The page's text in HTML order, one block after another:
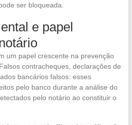
ser bloqueada.
e papel
um papel crescente na prevenção
contracheques, declarações de
bancários falsos: esses
pelo banco durante a análise do
pelo notário ao constituir o